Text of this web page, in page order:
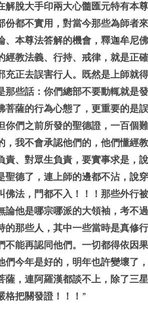
解脫大手印兩大心髓匯元特有
都不實用，對當今那些為師者
本尊法答解的機會，釋迦牟尼
教法義、行持、戒律，就是正
正去誤害行人。既然是上師就
那些話：你們總部不要動輒就是
薩的行為心態了，更重要的是
你們之前所發的聖德證，一百個
我不會承認他們的，他們懂經
、對眾生負責，要實事求是，
德了，連上師的邊都不沾，說
法，門都不入！！！那些外行
他是哪宗哪派的大領袖，考不
的那些人，其中一些當時是真
能再認同他們。一切都得依因
今年是好的，明年也許變壞了
，連阿羅漢都談不上，除了三
把關發證！！！ ”